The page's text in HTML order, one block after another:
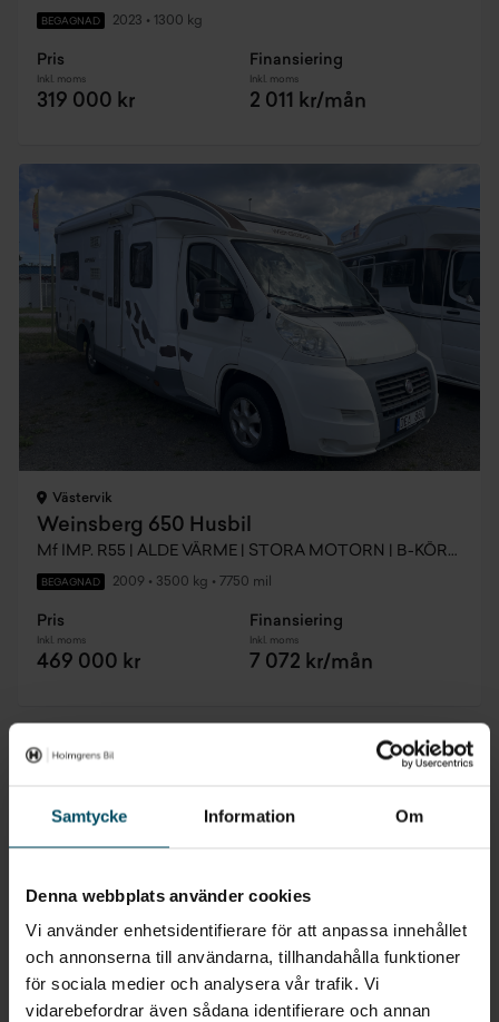
Samtycke Information Om
Denna webbplats använder cookies
Vi använder enhetsidentifierare för att anpassa innehållet
och annonserna till användarna, tillhandahålla funktioner
för sociala medier och analysera vår trafik. Vi
vidarebefordrar även sådana identifierare och annan
BEGAGNAD 2023 • 1300 kg
Pris
Inkl. moms
319 000 kr
Finansiering
Inkl. moms
2 011 kr/mån
Västervik
Weinsberg 650 Husbil
Mf IMP. R55 | ALDE VÄRME | STORA MOTORN | B-KÖRKORT
BEGAGNAD 2009 • 3500 kg • 7750 mil
Pris
Inkl. moms
469 000 kr
Finansiering
Inkl. moms
7 072 kr/mån